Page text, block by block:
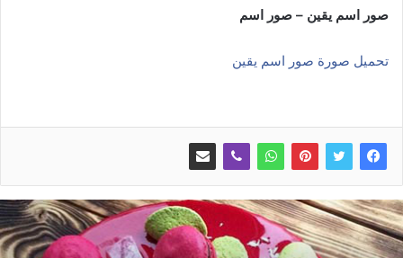
صور اسم يقين – صور اسم
تحميل صورة صور اسم يقين